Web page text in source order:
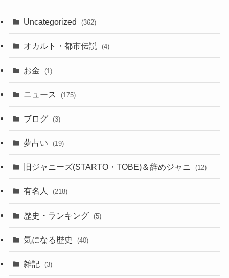
Uncategorized (362)
オカルト・都市伝説 (4)
お金 (1)
ニュース (175)
ブログ (3)
夢占い (19)
旧ジャニーズ(STARTO・TOBE)＆辞めジャニ (12)
有名人 (218)
歴史・ランキング (5)
気になる歴史 (40)
雑記 (3)